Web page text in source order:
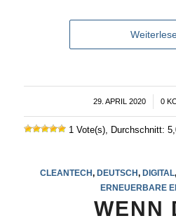
29. APRIL 2020
/ 0
1 Vote(s), Durchschnitt:
CLEANTECH ,DEUTSCH ,DIGITAL
ERNEUERBARE
WENN